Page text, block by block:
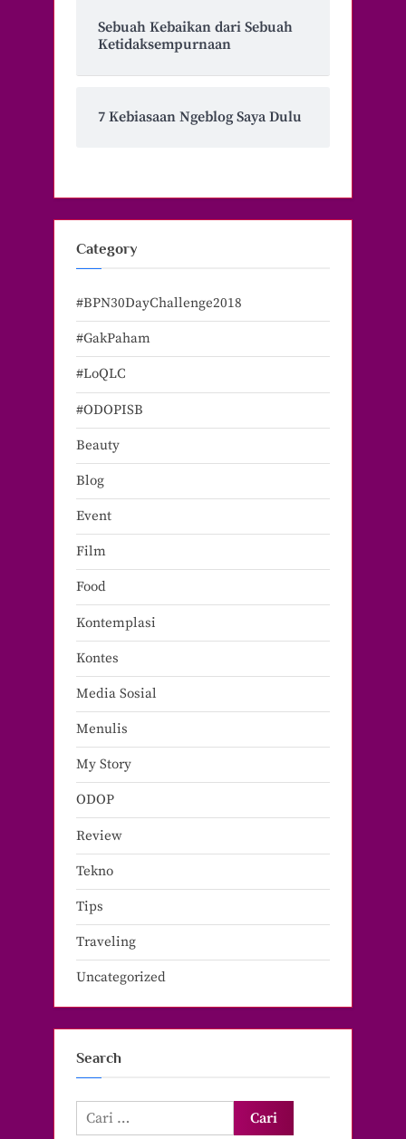
Sebuah Kebaikan dari Sebuah
Ketidaksempurnaan
7 Kebiasaan Ngeblog Saya Dulu
Category
#BPN30DayChallenge2018
#GakPaham
#LoQLC
#ODOPISB
Beauty
Blog
Event
Film
Food
Kontemplasi
Kontes
Media Sosial
Menulis
My Story
ODOP
Review
Tekno
Tips
Traveling
Uncategorized
Search
Cari
untuk: